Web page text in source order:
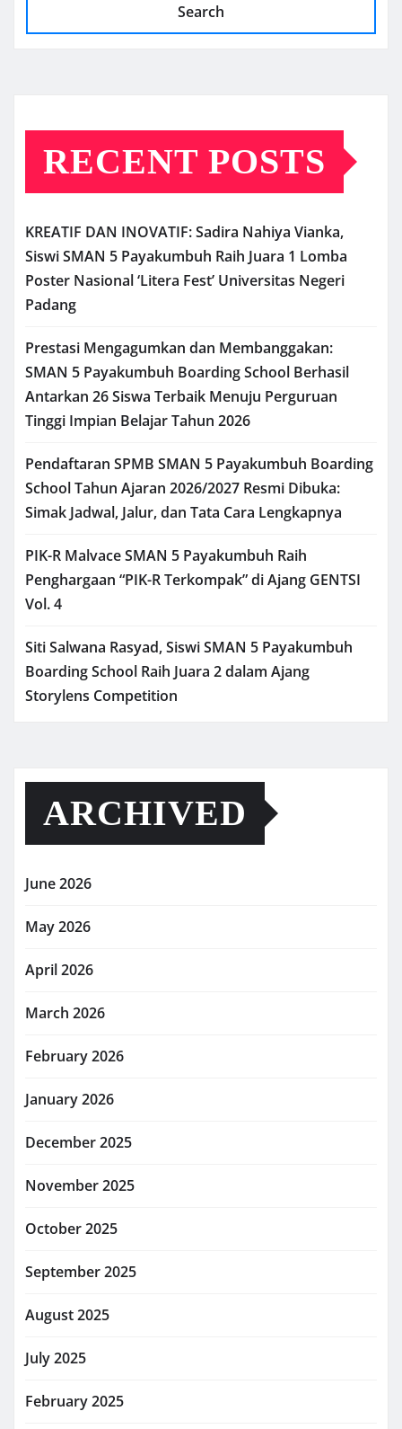
Search
RECENT POSTS
KREATIF DAN INOVATIF: Sadira Nahiya Vianka,
Siswi SMAN 5 Payakumbuh Raih Juara 1 Lomba
Poster Nasional ‘Litera Fest’ Universitas Negeri
Padang
Prestasi Mengagumkan dan Membanggakan:
SMAN 5 Payakumbuh Boarding School Berhasil
Antarkan 26 Siswa Terbaik Menuju Perguruan
Tinggi Impian Belajar Tahun 2026
Pendaftaran SPMB SMAN 5 Payakumbuh Boarding
School Tahun Ajaran 2026/2027 Resmi Dibuka:
Simak Jadwal, Jalur, dan Tata Cara Lengkapnya
PIK-R Malvace SMAN 5 Payakumbuh Raih
Penghargaan “PIK-R Terkompak” di Ajang GENTSI
Vol. 4
Siti Salwana Rasyad, Siswi SMAN 5 Payakumbuh
Boarding School Raih Juara 2 dalam Ajang
Storylens Competition
ARCHIVED
June 2026
May 2026
April 2026
March 2026
February 2026
January 2026
December 2025
November 2025
October 2025
September 2025
August 2025
July 2025
February 2025